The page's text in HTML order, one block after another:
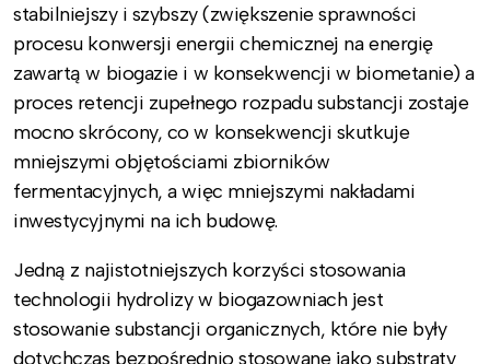
stabilniejszy i szybszy (zwiększenie sprawności
procesu konwersji energii chemicznej na energię
zawartą w biogazie i w konsekwencji w biometanie) a
proces retencji zupełnego rozpadu substancji zostaje
mocno skrócony, co w konsekwencji skutkuje
mniejszymi objętościami zbiorników
fermentacyjnych, a więc mniejszymi nakładami
inwestycyjnymi na ich budowę.
Jedną z najistotniejszych korzyści stosowania
technologii hydrolizy w biogazowniach jest
stosowanie substancji organicznych, które nie były
dotychczas bezpośrednio stosowane jako substraty